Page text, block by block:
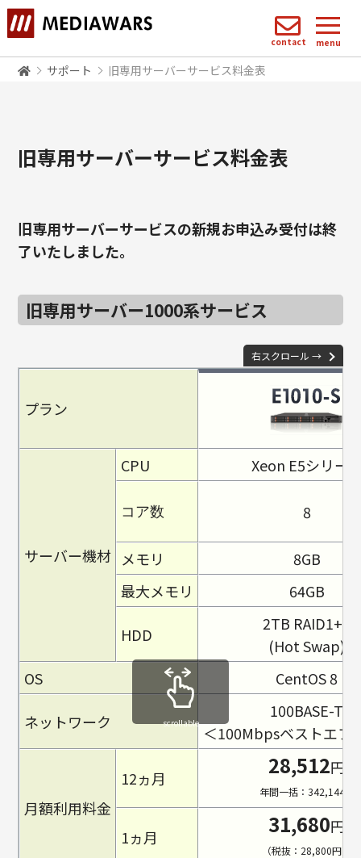
menu
contact
サポート 旧専用サーバーサービス料金表
旧専用サーバーサービス料金表
旧専用サーバーサービスの新規お申込み受付は終
了いたしました。
旧専用サーバー1000系サービス
右スクロール →
プラン
サーバー機材
CPU Xeon E5シリー
コア数 8
メモリ
8GB
最大メモリ
64GB
HDD
2TB RAID1+0
(Hot Swap)
OS
CentOS 8
ネットワーク
100BASE-T
＜100Mbpsベストエフ
月額利用料金
12ヵ月 28,512円
年間一括：342,144円
1ヵ月 31,680円
（税抜：28,800円）
scrollable